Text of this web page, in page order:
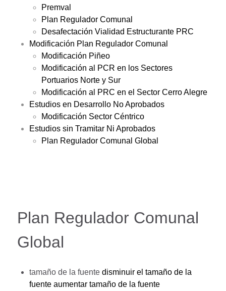
Premval
Plan Regulador Comunal
Desafectación Vialidad Estructurante PRC
Modificación Plan Regulador Comunal
Modificación Piñeo
Modificación al PCR en los Sectores
Portuarios Norte y Sur
Modificación al PRC en el Sector Cerro Alegre
Estudios en Desarrollo No Aprobados
Modificación Sector Céntrico
Estudios sin Tramitar Ni Aprobados
Plan Regulador Comunal Global
Plan Regulador Comunal
Global
tamaño de la fuente disminuir el tamaño de la
fuente aumentar tamaño de la fuente